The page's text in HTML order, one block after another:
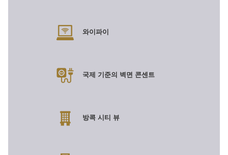
와이파이
국제 기준의 벽면 콘센트
방콕 시티 뷰